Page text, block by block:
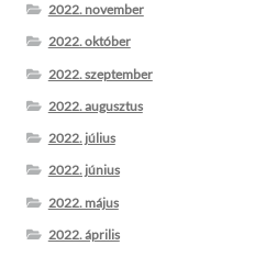
2022. november
2022. október
2022. szeptember
2022. augusztus
2022. július
2022. június
2022. május
2022. április